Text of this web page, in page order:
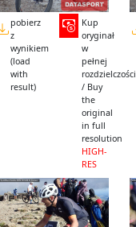
pobierz
z
wynikiem
(load
with
result)
Kup
oryginał
w
pełnej
rozdzielczości
/ Buy
the
original
in full
resolution
HIGH-
RES